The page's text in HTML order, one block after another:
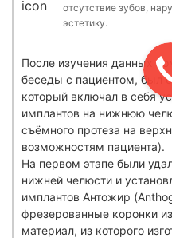
отсутствие зубов,
эстетику.
После изучения данных
беседы с пациентом, был
который включал в себя
имплантов на нижнюю
съёмного протеза на
возможностям пациента).
На первом этапе были
нижней челюсти и
имплантов Антожир
фрезерованные коронки
материал, из которого